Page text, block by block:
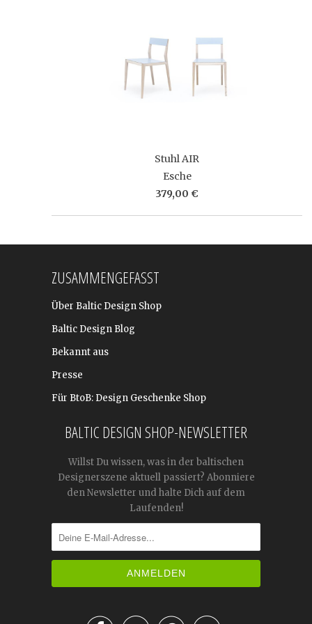
Stuhl AIR
Esche
379,00 €
ZUSAMMENGEFASST
Über Baltic Design Shop
Baltic Design Blog
Bekannt aus
Presse
Für BtoB: Design Geschenke Shop
BALTIC DESIGN SHOP-NEWSLETTER
Willst Du wissen, was in der baltischen
Designerszene aktuell passiert? Abonniere
den Newsletter und halte Dich auf dem
Laufenden!